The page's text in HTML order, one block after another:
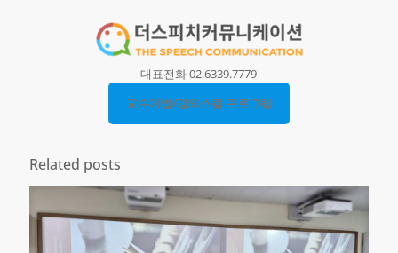
대표전화 02.6339.7779
교수기법/강의스킬 프로그램
Related posts